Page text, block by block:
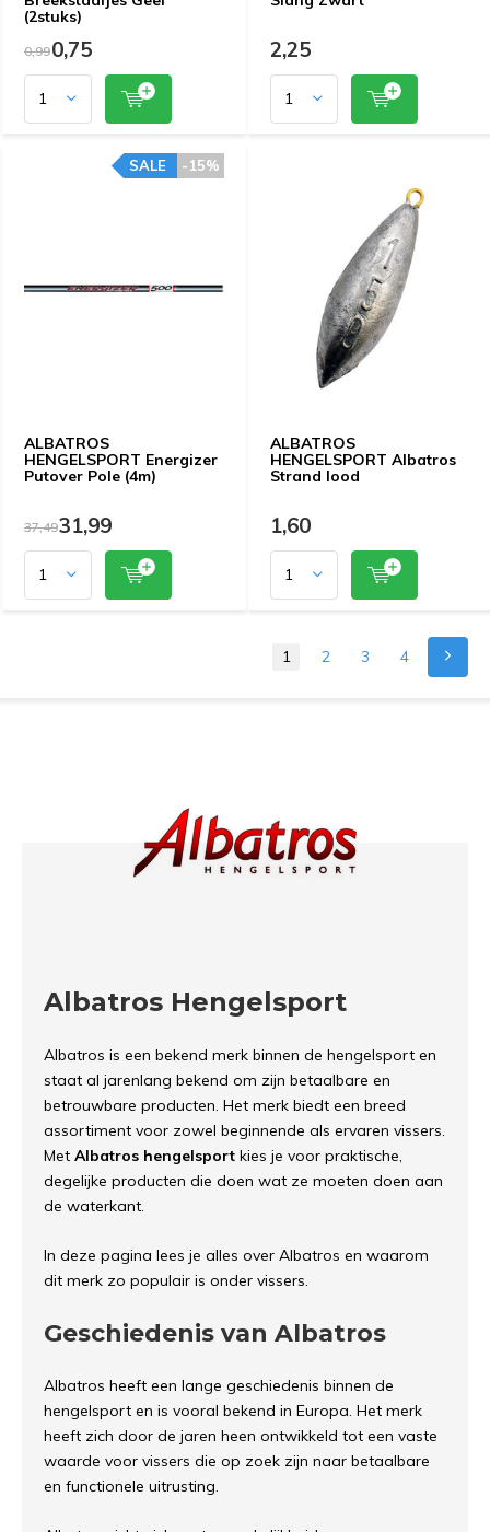
(2stuks)
0,990,75 2,25
ALBATROS
HENGELSPORT Energizer
Putover Pole (4m)
-15%
SALE
37,4931,99
ALBATROS
HENGELSPORT Albatros
Strand lood
1,60
1 2 3 4
Albatros Hengelsport
Albatros is een bekend merk binnen de hengelsport en
staat al jarenlang bekend om zijn betaalbare en
betrouwbare producten. Het merk biedt een breed
assortiment voor zowel beginnende als ervaren vissers.
Met Albatros hengelsport kies je voor praktische,
degelijke producten die doen wat ze moeten doen aan
de waterkant.
In deze pagina lees je alles over Albatros en waarom
dit merk zo populair is onder vissers.
Geschiedenis van Albatros
Albatros heeft een lange geschiedenis binnen de
hengelsport en is vooral bekend in Europa. Het merk
heeft zich door de jaren heen ontwikkeld tot een vaste
waarde voor vissers die op zoek zijn naar betaalbare
en functionele uitrusting.